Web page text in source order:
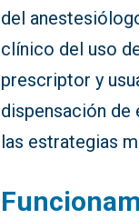
del
clínico del uso
prescriptor y
dispensación de
las estrategias